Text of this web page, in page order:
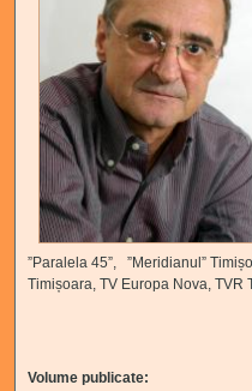
”Paralela 45”, ”Meridianul”
Timișoara, TV Europa Nova, TVR
Volume publicate: